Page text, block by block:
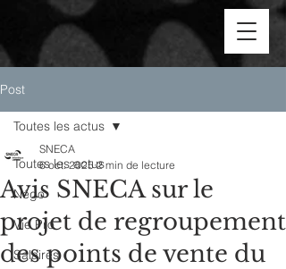
Post
Toutes les actus
Négo
Vie Pro
Salaires
Toutes les actus
Avis SNECA sur le
projet de regroupement
des points de vente du
SNECA
6 oct. 2025 2 min de lecture